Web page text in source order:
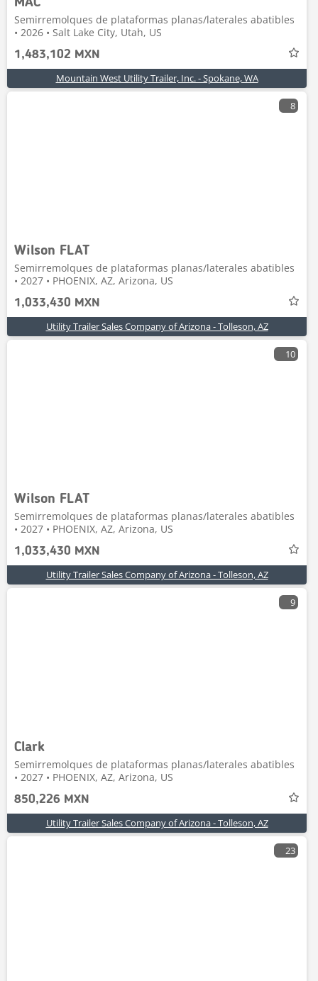
MAC
Semirremolques de plataformas planas/laterales abatibles
• 2026 • Salt Lake City, Utah, US
1,483,102 MXN
Mountain West Utility Trailer, Inc. - Spokane, WA
8
Wilson FLAT
Semirremolques de plataformas planas/laterales abatibles
• 2027 • PHOENIX, AZ, Arizona, US
1,033,430 MXN
Utility Trailer Sales Company of Arizona - Tolleson, AZ
10
Wilson FLAT
Semirremolques de plataformas planas/laterales abatibles
• 2027 • PHOENIX, AZ, Arizona, US
1,033,430 MXN
Utility Trailer Sales Company of Arizona - Tolleson, AZ
9
Clark
Semirremolques de plataformas planas/laterales abatibles
• 2027 • PHOENIX, AZ, Arizona, US
850,226 MXN
Utility Trailer Sales Company of Arizona - Tolleson, AZ
23